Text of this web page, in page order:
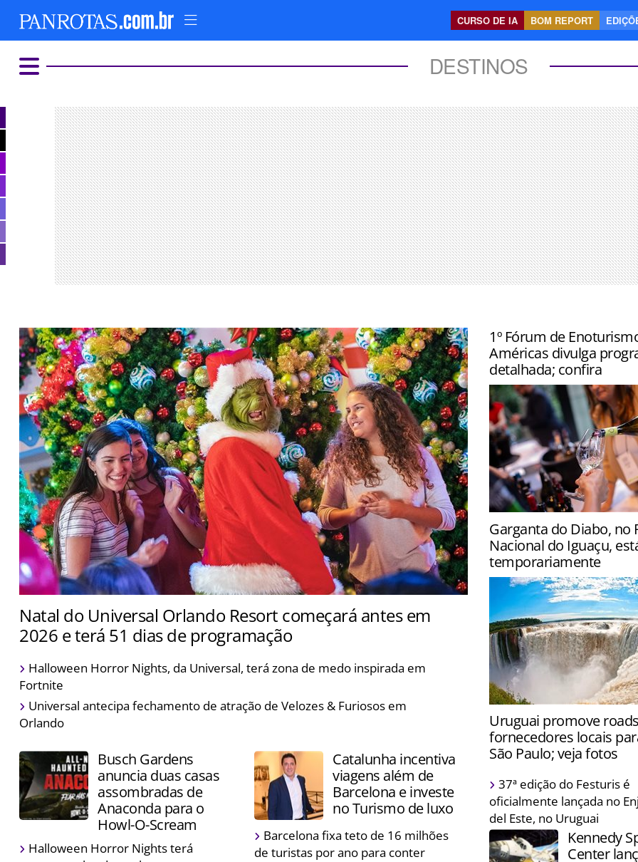
CURSO DE IA BOM REPORT
DESTINOS
COMER E BEBER
ALTERNATIVO
LUXO E GLAMOUR
PARQUES TEMÁTICOS
FIQUE LIGADO
Natal do Universal Orlando Resort começará antes em
2026 e terá 51 dias de programação
Epic Universe receberá a celebração pela primeira vez e prepara decorações
especiais para a ocasião
Halloween Horror Nights, da Universal, terá zona de medo inspirada em
Fortnite
Universal antecipa fechamento de atração de Velozes & Furiosos em
Orlando
1º Fórum de
Américas divulga
detalhada; confira
Evento acontece na
em São Paulo, e terá
degustação de vinhos e
Garganta do Diabo, no
Nacional do Iguaçu,
temporariamente
Atração foi fechada para
segurança dos visitantes
aumento no volume de
Uruguai promove
fornecedores locais
São Paulo; veja fotos
Destino segue para Belo
Rio de Janeiro a fim de
negócios com trade
37ª edição do Festuris é
oficialmente lançada no
del Este, no Uruguai
Busch Gardens
anuncia duas casas
assombradas de
Anaconda para o
Howl-O-Scream
Halloween Horror Nights terá
Catalunha incentiva
viagens além de
Barcelona e investe
no Turismo de luxo
Barcelona fixa teto de 16 milhões
de turistas por ano para conter
Kennedy
Center